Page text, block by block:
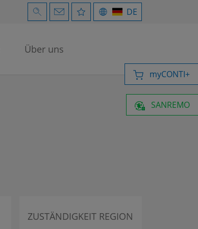
DE
Über uns
SANREMO
myCONTI+
ZUSTÄNDIGKEIT REGION